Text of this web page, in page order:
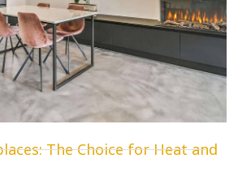
The Choice for Heat and